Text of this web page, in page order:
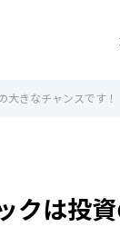
大きなチャンスです
クは投